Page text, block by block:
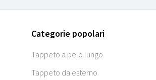
Categorie popolari
Tappeto a pelo lungo
Tappeto da esterno